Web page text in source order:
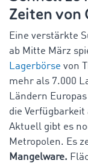
Zeiten von
Eine verstärkte
ab Mitte März
Lagerbörse von
mehr als 7.000
Ländern
die
Aktuell gibt es
Metropolen. Es
Mangelware.